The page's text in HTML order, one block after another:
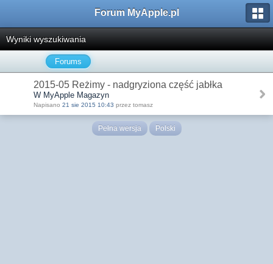
Forum MyApple.pl
Wyniki wyszukiwania
Forums
2015-05 Reżimy - nadgryziona część jabłka
W MyApple Magazyn
Napisano 21 sie 2015 10:43 przez tomasz
Pełna wersja Polski